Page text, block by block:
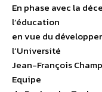
En phase avec la
l’éducation
en vue du
l’Université
Jean-François
Equipe